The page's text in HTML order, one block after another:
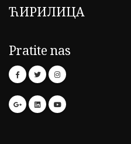
ЋИРИЛИЦА
Pratite nas